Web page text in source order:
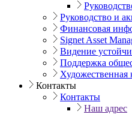
Руководство и
Финансовая
Signet Asset
Видение
Поддержка
Художественная
Контакты
Контакты
Наш адрес